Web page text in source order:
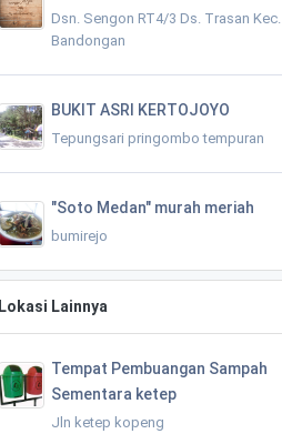
Dsn. Sengon RT4/3 Ds. Trasan Kec.
Bandongan
BUKIT ASRI KERTOJOYO
Tepungsari pringombo tempuran
"Soto Medan" murah meriah
bumirejo
Lokasi Lainnya
Tempat Pembuangan Sampah
Sementara ketep
Jln ketep kopeng